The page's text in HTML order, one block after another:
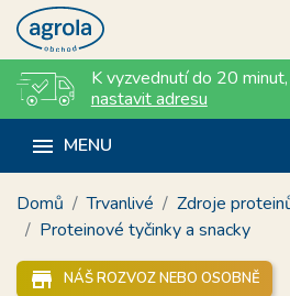
K vyzvednutí do 20 minut,
nastavit adresu
 MENU
Domů Trvanlivé
Zdroje
Proteinové tyčinky a snacky
store_mall_directory NÁŠ ROZVOZ NEBO OSOBNĚ